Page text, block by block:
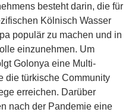
besteht darin, die für
Kölnisch Wasser
populär zu machen und in
einzunehmen. Um
Golonya eine Multi-
die türkische Community
erreichen. Darüber
nach der Pandemie eine